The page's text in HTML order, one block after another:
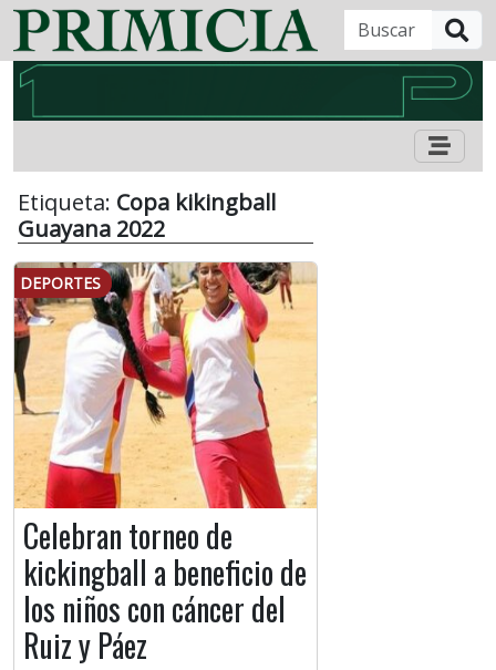
Etiqueta: Copa kikingball
Guayana 2022
DEPORTES
Celebran torneo de
kickingball a beneficio de
los niños con cáncer del
Ruiz y Páez